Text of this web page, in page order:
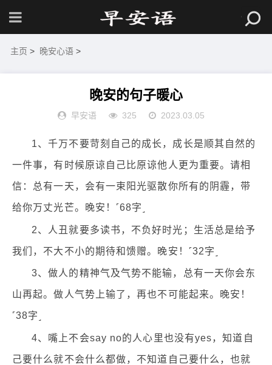
主页 > 晚安心语 >
晚安的句子暖心
早安语 325 2023.03.05
1、千万不要苛刻自己的成长，成长是顺其自然的
一件事，有时候原谅自己比原谅他人更为重要。请相
信：总有一天，会有一束阳光驱散你所有的阴霾，带
给你万丈光芒。晚安！˹68字˼
2、人丑就要多读书，不负好时光；生活总是给予
我们，不大不小的期待和馈赠。晚安！˹32字˼
3、做人的精神气及气势不能输，总有一天你会东
山再起。做人气势上输了，再也不可能起来。晚安！
˹38字˼
4、嘴上不会say no的人心里也没有yes，知道自
己要什么就不会什么都做，不知道自己要什么，也就